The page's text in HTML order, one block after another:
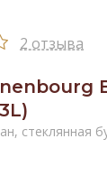
2 отзыва
стеклянная